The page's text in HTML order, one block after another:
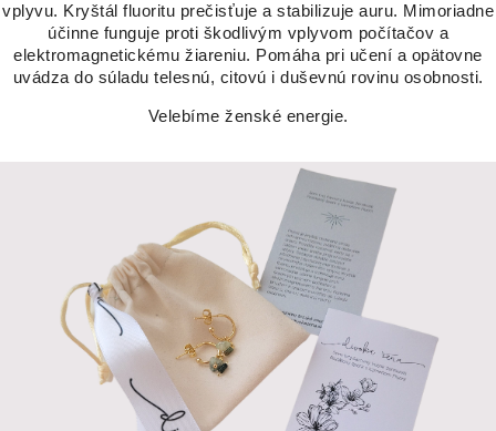
vplyvu. Kryštál fluoritu prečisťuje a stabilizuje auru. Mimoriadne
účinne funguje proti škodlivým vplyvom počítačov a
elektromagnetickému žiareniu. Pomáha pri učení a opätovne
uvádza do súladu telesnú, citovú i duševnú rovinu osobnosti.
Velebíme ženské energie.